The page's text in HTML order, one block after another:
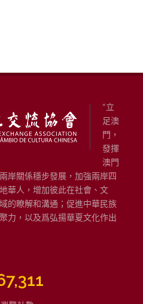
“立
足澳
門，
發揮
澳門
岸關係穩步發展，加強兩岸四
華人，增加彼此在社會、文
的瞭解和溝通；促進中華民族
力，以及爲弘揚華夏文化作出